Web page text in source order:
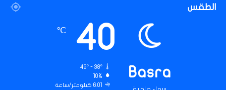
الطقس
Basra
40
℃
49º - 38º
10%
6.01 كيلومتر/ساعة